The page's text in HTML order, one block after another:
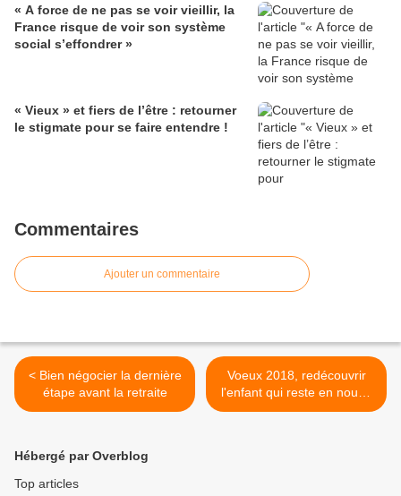
« A force de ne pas se voir vieillir, la
France risque de voir son système
social s’effondrer »
« Vieux » et fiers de l’être : retourner
le stigmate pour se faire entendre !
Commentaires
Ajouter un commentaire
< Bien négocier la dernière
étape avant la retraite
Voeux 2018, redécouvrir
l'enfant qui reste en nous :
>
Hébergé par Overblog
Top articles